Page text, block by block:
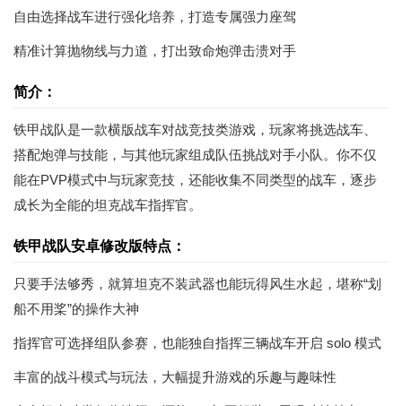
自由选择战车进行强化培养，打造专属强力座驾
精准计算抛物线与力道，打出致命炮弹击溃对手
简介：
铁甲战队是一款横版战车对战竞技类游戏，玩家将挑选战车、
搭配炮弹与技能，与其他玩家组成队伍挑战对手小队。你不仅
能在PVP模式中与玩家竞技，还能收集不同类型的战车，逐步
成长为全能的坦克战车指挥官。
铁甲战队安卓修改版特点：
只要手法够秀，就算坦克不装武器也能玩得风生水起，堪称“划
船不用桨”的操作大神
指挥官可选择组队参赛，也能独自指挥三辆战车开启 solo 模式
丰富的战斗模式与玩法，大幅提升游戏的乐趣与趣味性